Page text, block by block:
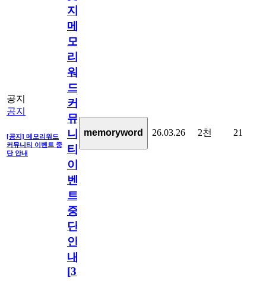
공지
공지
[공지] 메모리워드
커뮤니티 이벤트 중
단 안내
지]
메
모
리
워
드
커
뮤
니
티
이
벤
트
중
단
안
내
[31
memoryword 26.03.26 2천 21